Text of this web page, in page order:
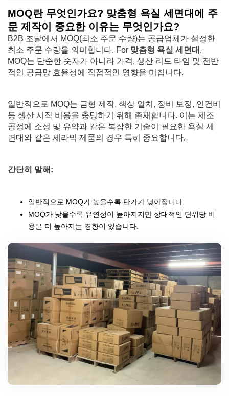
MOQ란 무엇인가요? 맞춤형 욕실 세면대에 주
문 제작이 중요한 이유는 무엇인가요?
B2B 조달에서 MOQ(최소 주문 수량)는 공급업체가 설정한
최소 주문 수량을 의미합니다. For 맞춤형 욕실 세면대 ,
MOQ는 단순한 숫자가 아니라 가격, 생산 리드 타임 및 전반
적인 공급망 효율성에 직접적인 영향을 미칩니다.
일반적으로 MOQ는 금형 제작, 색상 일치, 장비 보정, 인건비
등 생산 시작 비용을 충당하기 위해 존재합니다. 이는 제조
공정에 소성 및 유약과 같은 복잡한 기술이 필요한 욕실 세
면대와 같은 세라믹 제품의 경우 특히 중요합니다.
간단히 말해:
일반적으로 MOQ가 높을수록 단가가 낮아집니다.
MOQ가 낮을수록 유연성이 높아지지만 상대적인 단위당 비
용은 더 높아지는 경향이 있습니다.